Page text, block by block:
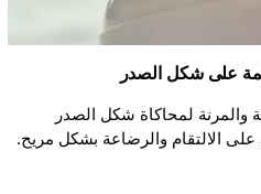
على شكل الصدر
والمرنة لمحاكاة شكل الصدر
الالتقام والرضاعة بشكل مريح.